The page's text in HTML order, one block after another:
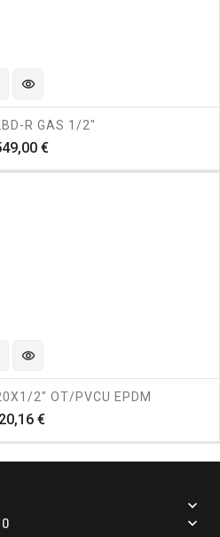
visibility
R GAS 1/2"
€Prezzo
visibility
2" OT/PVCU EPDM
20,16 €Prezzo

